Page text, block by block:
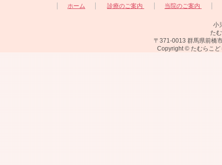
ホーム 診療のご案内 当院のご案内
小
た
〒371-0013 群馬県前橋
Copyright © たむらこど